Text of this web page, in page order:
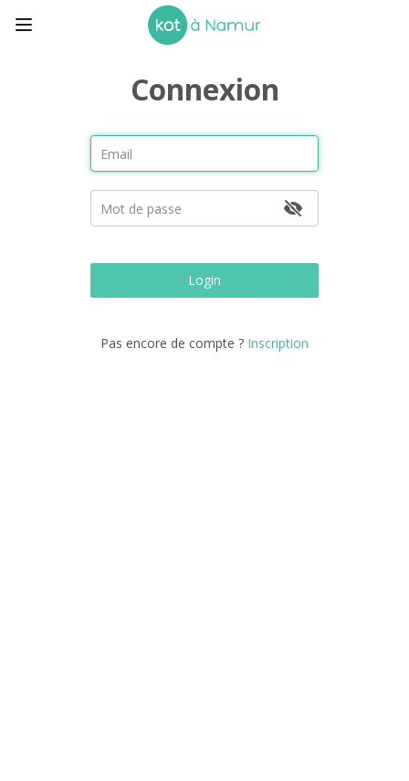
Connexion
Login
Pas encore de compte ? Inscription